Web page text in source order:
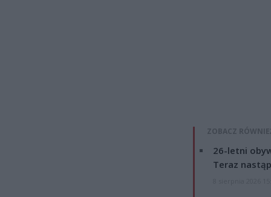
ZOBACZ
26-letni
Teraz